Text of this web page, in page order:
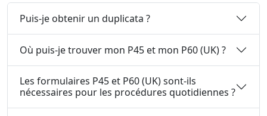
Puis-je obtenir un duplicata ?
Où puis-je trouver mon P45 et mon P60 (UK) ?
Les formulaires P45 et P60 (UK) sont-ils
nécessaires pour les procédures quotidiennes ?